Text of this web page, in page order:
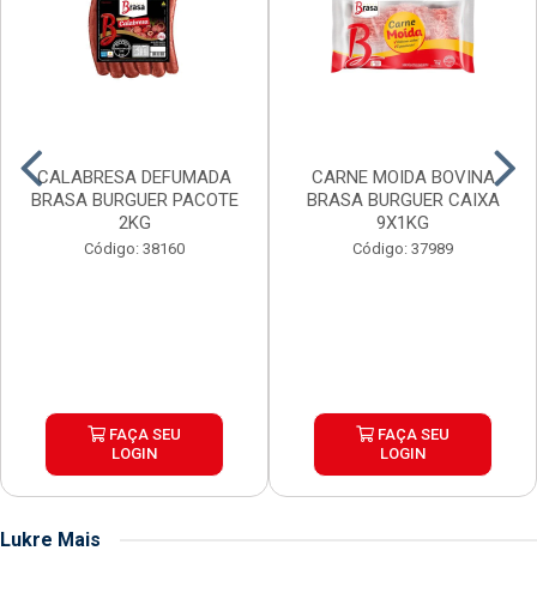
CALABRESA DEFUMADA
BRASA BURGUER PACOTE
2KG
Código: 38160
FAÇA SEU
LOGIN
CARNE MOIDA BOVINA
BRASA BURGUER CAIXA
9X1KG
Código: 37989
FAÇA SEU
LOGIN
Lukre Mais